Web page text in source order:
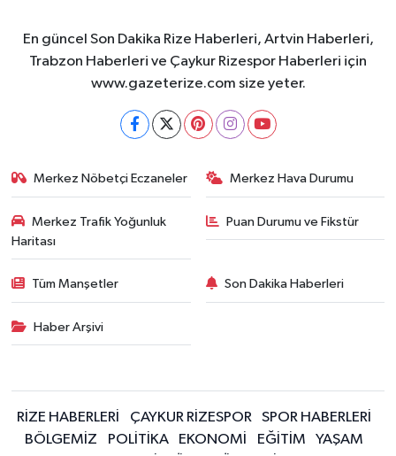
En güncel Son Dakika Rize Haberleri, Artvin Haberleri,
Trabzon Haberleri ve Çaykur Rizespor Haberleri için
www.gazeterize.com size yeter.
Merkez Nöbetçi Eczaneler Merkez Hava Durumu
Merkez Trafik Yoğunluk
Haritası
Puan Durumu ve Fikstür
Tüm Manşetler Son Dakika Haberleri
Haber Arşivi
RİZE HABERLERİ ÇAYKUR RİZESPOR
SPOR HABERLERİ
BÖLGEMİZ
POLİTİKA EKONOMİ EĞİTİM
YAŞAM